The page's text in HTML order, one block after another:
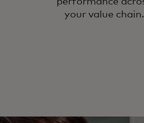
your value chain.